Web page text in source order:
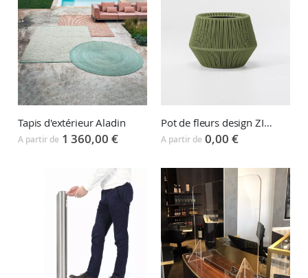
Tapis d'extérieur Aladin
A partir de 1 360,00 €
Pot de fleurs design ZIGZAG
A partir de 0,00 €